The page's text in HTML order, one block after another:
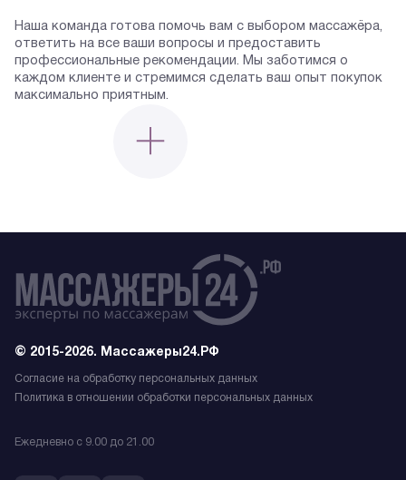
Наша команда готова помочь вам с выбором массажёра,
ответить на все ваши вопросы и предоставить
профессиональные рекомендации. Мы заботимся о
каждом клиенте и стремимся сделать ваш опыт покупок
максимально приятным.
© 2015-2026. Массажеры24.РФ
Согласие на обработку персональных данных
Политика в отношении обработки персональных данных
Ежедневно с 9.00 до 21.00